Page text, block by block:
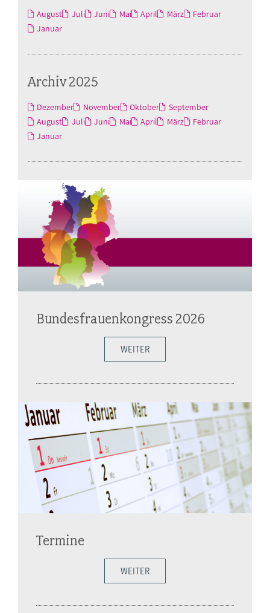
August Juli Juni Mai April März
Februar
Januar
Archiv 2025
Dezember November Oktober
September
August
Juli Juni Mai April März
Februar
Januar
Bundesfrauenkongress 2026
WEITER
Termine
WEITER